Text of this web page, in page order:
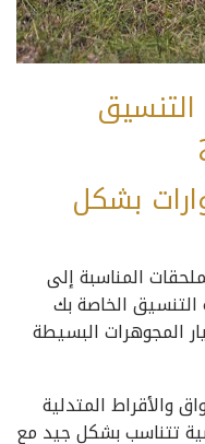
بشكل
المناسبة إلى
التنسيق الخاصة بك
المجوهرات البسيطة
والأقراط المتدلية
تتناسب بشكل جيد مع